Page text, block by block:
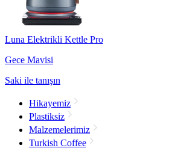
Luna Elektrikli Kettle Pro
Gece Mavisi
Saki ile tanışın
Hikayemiz
Plastiksiz
Malzemelerimiz
Turkish Coffee